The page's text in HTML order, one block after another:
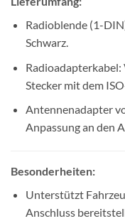
Radioblende (1-
Schwarz.
Stecker mit dem
Antennenadapter
Anpassung an den
Besonderheiten:
Unterstützt
Anschluss